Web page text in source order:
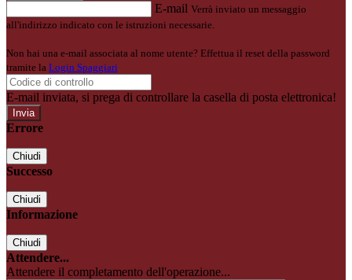
E-mail Verrà inviato un messaggio
all'indirizzo indicato con le istruzioni necessarie.
Non hai una e-mail associata al nome utente? Effettua il reset della password
tramite la Login Spaggiari
E-mail inviata, si prega di controllare la casella di posta elettronica!
Errore
Chiudi
Successo
Chiudi
Informazione
Chiudi
Attendere...
Attendere il completamento dell'operazione...